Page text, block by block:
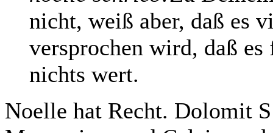
nicht, weiß aber, daß es
versprochen wird, daß
nichts wert.
Noelle hat Recht. Dolomit